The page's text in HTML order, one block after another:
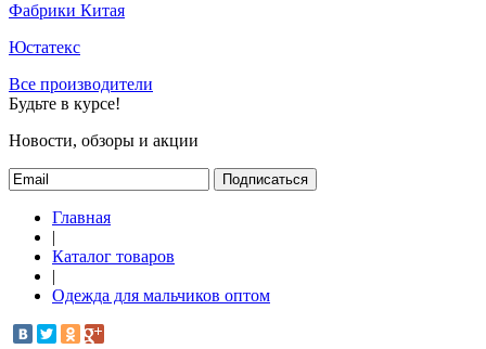
Фабрики Китая
Юстатекс
Все производители
Будьте в курсе!
Новости, обзоры и акции
Подписаться
Главная
|
Каталог товаров
|
Одежда для мальчиков оптом